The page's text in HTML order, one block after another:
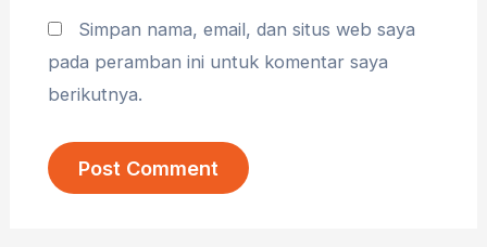
Simpan nama, email, dan situs web saya
pada peramban ini untuk komentar saya
berikutnya.